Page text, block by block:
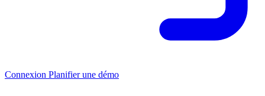
Connexion Planifier une démo